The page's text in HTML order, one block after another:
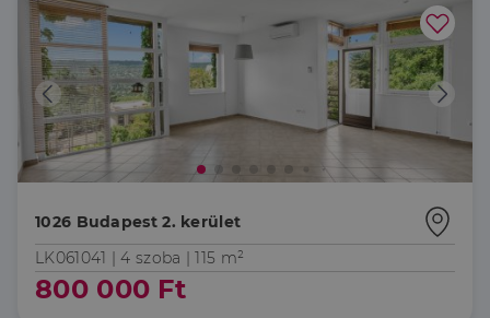
1026 Budapest 2. kerület
LK061041 |4 szoba | 115 m²
800 000 Ft